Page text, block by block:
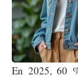
En 2025, 60